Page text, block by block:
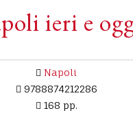
ieri e
Napoli
9788874212286
168 pp.